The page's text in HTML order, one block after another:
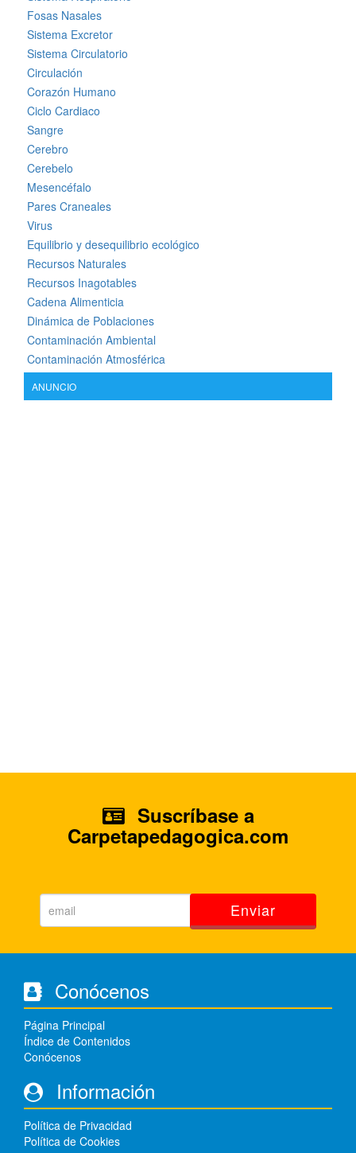
Fosas Nasales
Sistema Excretor
Sistema Circulatorio
Circulación
Corazón Humano
Ciclo Cardiaco
Sangre
Cerebro
Cerebelo
Mesencéfalo
Pares Craneales
Virus
Equilibrio y desequilibrio ecológico
Recursos Naturales
Recursos Inagotables
Cadena Alimenticia
Dinámica de Poblaciones
Contaminación Ambiental
Contaminación Atmosférica
ANUNCIO
Suscríbase a
Carpetapedagogica.com
Enviar
Conócenos
Página Principal
Índice de Contenidos
Conócenos
Información
Política de Privacidad
Política de Cookies